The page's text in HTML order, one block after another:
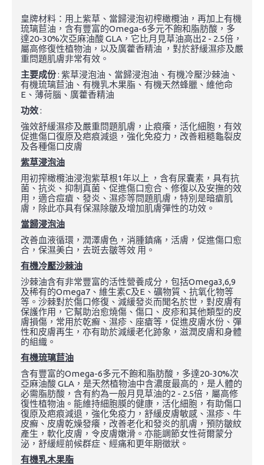
皇牌材料：用上紫草、當歸浸泡初榨橄欖油，再加上有機
琉璃苣油，含有豐富的Omega-6多元不飽和脂肪酸，多
達20-30%次亞麻油酸 GLA，它比月見草油高出2 - 2.5倍，
屬高修復性植物油，以及廣藿香精油 ，對於舒緩濕疹及嚴
重問題肌膚非常有效。
主要成份: 紫草浸泡油、當歸浸泡油、有機冷壓沙棘油、
有機琉璃苣油、有機乳木果脂、有機天然蜂臘、維他命
E、薄荷腦、廣藿香精油
功效:
強效舒緩濕疹及嚴重問題肌膚，止痕癢，活化細胞，有效
促進傷口復原及疤痕減退，強化免疫力，改善粗糙龜裂皮
及各種傷口皮膚
紫草浸泡油
用初搾橄欖油浸泡紫草根1年以上 ，含有尿囊素，具有抗
菌、抗炎、抑制真菌、促進傷口愈合、修復以及安撫的效
用，適合痘瘡、發炎、濕疹等問題肌膚，特別是暗瘡肌
膚，除此亦具有保濕除皺及增加肌膚彈性的功效。
當歸浸泡油
改善血液循環，潤澤膚色，消腫鎮痛，活膚，促進傷口愈
合，保濕美白，去斑去皺等效 用。
有機冷壓沙棘油
沙棘油含有非常豐富的活性營養成分，包括Omega3,6,9
及稀有的Omega7、維生素C及E、礦物質、抗氧化物等
等。沙棘對於傷口修復、減緩發炎而聞名於世，對皮膚有
保護作用，它幫助治愈燒傷、傷口、皮疹和其他類型的皮
膚損傷，常用於乾癬、濕疹、座瘡等，促進皮膚水份、彈
性和皮膚再生，亦有助於減緩老化跡象，滋潤皮膚和身體
的組織。
有機琉璃苣油
含有豐富的Omega-6多元不飽和脂肪酸，多達20-30%次
亞麻油酸 GLA，是天然植物油中含濃度最高的，是人體的
必需脂肪酸，含有約為一般月見草油的2 - 2.5倍，屬高修
復性植物油。能維持細胞膜的健康，活化細胞，有助傷口
復原及疤痕減退，強化免疫力，舒緩皮膚敏感、濕疹、牛
皮癬、皮膚乾燥發癢，改善老化和發炎的肌膚，預防皺紋
產生，軟化皮膚，令皮膚嫩滑。亦能調節女性荷爾蒙分
泌，舒緩經前候群症、經痛和更年期徵狀。
有機乳木果脂